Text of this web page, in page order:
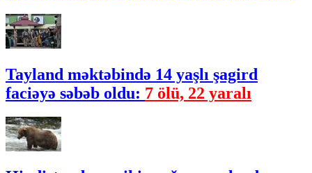
Tayland məktəbində 14 yaşlı şagird
faciəyə səbəb oldu: 7 ölü, 22 yaralı